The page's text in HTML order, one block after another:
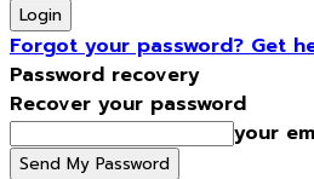
Forgot your password? Get
Password recovery
Recover your password
your